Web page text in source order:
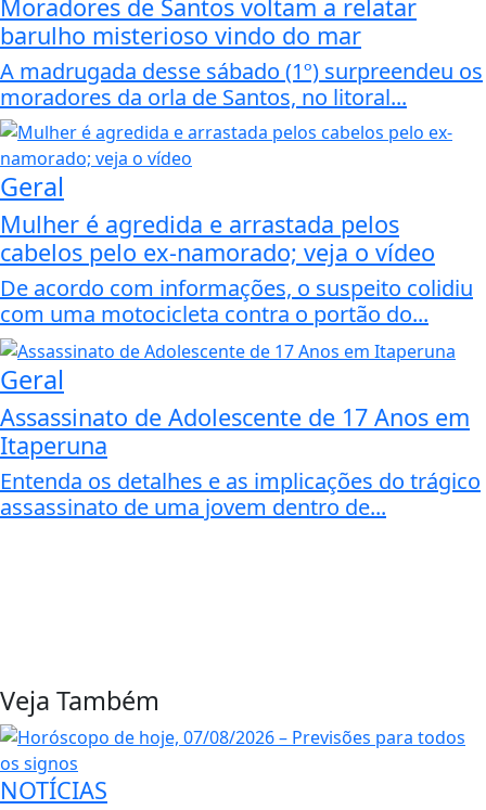
Moradores de Santos voltam a relatar
barulho misterioso vindo do mar
A madrugada desse sábado (1º) surpreendeu os
moradores da orla de Santos, no litoral...
Geral
Mulher é agredida e arrastada pelos
cabelos pelo ex-namorado; veja o vídeo
De acordo com informações, o suspeito colidiu
com uma motocicleta contra o portão do...
Geral
Assassinato de Adolescente de 17 Anos em
Itaperuna
Entenda os detalhes e as implicações do trágico
assassinato de uma jovem dentro de...
Veja Também
NOTÍCIAS